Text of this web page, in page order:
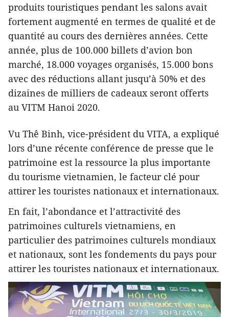
produits touristiques pendant les salons avait
fortement augmenté en termes de qualité et de
quantité au cours des dernières années. Cette
année, plus de 100.000 billets d’avion bon
marché, 18.000 voyages organisés, 15.000 bons
avec des réductions allant jusqu’à 50% et des
dizaines de milliers de cadeaux seront offerts
au VITM Hanoi 2020.
Vu Thê Binh, vice-président du VITA, a expliqué
lors d’une récente conférence de presse que le
patrimoine est la ressource la plus importante
du tourisme vietnamien, le facteur clé pour
attirer les touristes nationaux et internationaux.
En fait, l’abondance et l’attractivité des
patrimoines culturels vietnamiens, en
particulier des patrimoines culturels mondiaux
et nationaux, sont les fondements du pays pour
attirer les touristes nationaux et internationaux.